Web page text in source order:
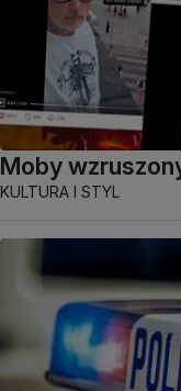
Moby
KULTURA I STYL